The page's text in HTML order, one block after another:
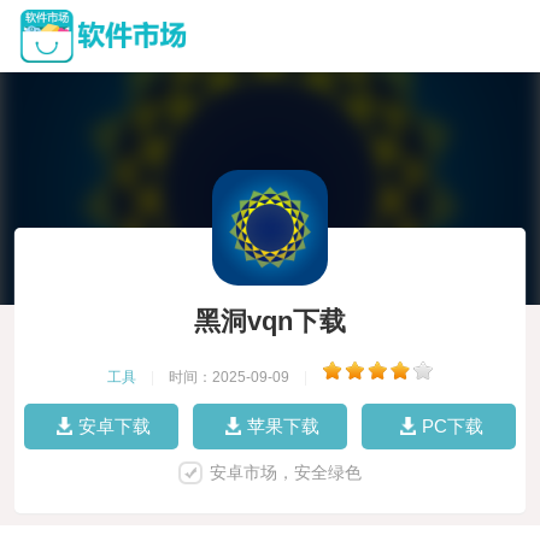
黑洞vqn下载
工具 时间：2025-09-09
安卓下载 苹果下载 PC下载
安卓市场，安全绿色